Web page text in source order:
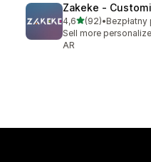
Zakeke ‑
4,6na 5 gwiazdek
(92)
Łączna liczba
•
Sell more
AR